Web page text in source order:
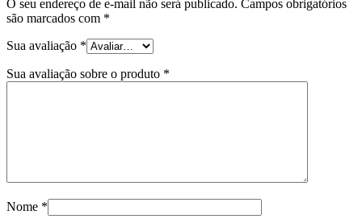
O seu endereço de e-mail não será publicado. Campos obrigatórios
são marcados com *
Sua avaliação *
Sua avaliação sobre o produto *
Nome *